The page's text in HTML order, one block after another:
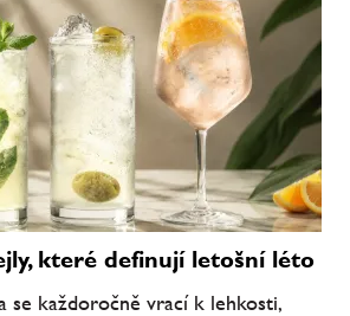
které definují letošní léto
se každoročně vrací k lehkosti,